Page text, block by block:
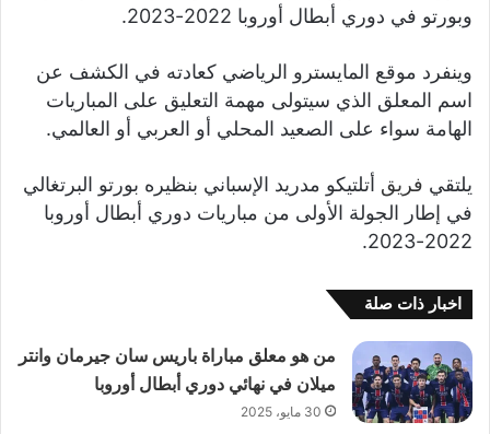
وبورتو في دوري أبطال أوروبا 2022-2023.
وينفرد موقع المايسترو الرياضي كعادته في الكشف عن
اسم المعلق الذي سيتولى مهمة التعليق على المباريات
الهامة سواء على الصعيد المحلي أو العربي أو العالمي.
يلتقي فريق أتلتيكو مدريد الإسباني بنظيره بورتو البرتغالي
في إطار الجولة الأولى من مباريات دوري أبطال أوروبا
2022-2023.
اخبار ذات صلة
من هو معلق مباراة باريس سان جيرمان وانتر
ميلان في نهائي دوري أبطال أوروبا
30 مايو، 2025